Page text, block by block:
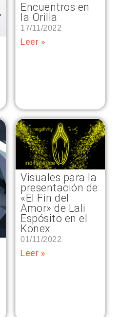
Encuentros en
la Orilla
17/11/2022
Leer »
Visuales para la
presentación de
«El Fin del
Amor» de Lali
Espósito en el
Konex
01/11/2022
Leer »